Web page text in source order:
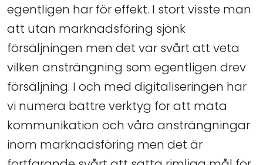
egentligen har för effekt. I stort visste man
att utan marknadsföring sjönk
försäljningen men det var svårt att veta
vilken ansträngning som egentligen drev
försäljning. I och med digitaliseringen har
vi numera bättre verktyg för att mäta
kommunikation och våra ansträngningar
inom marknadsföring men det är